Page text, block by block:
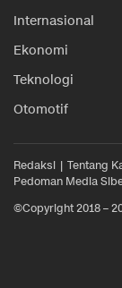
Internasional
Ekonomi
Teknologi
Otomotif
Redaksi Tentang
Pedoman Media
©Copyright 2018 –